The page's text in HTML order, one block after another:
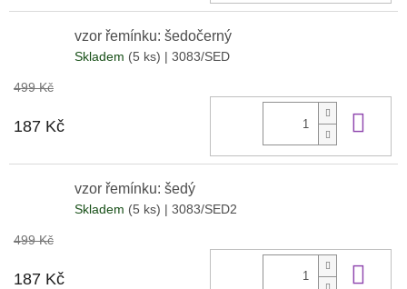
vzor řemínku: šedočerný
Skladem (5 ks) | 3083/SED
499 Kč
187 Kč
vzor řemínku: šedý
Skladem (5 ks) | 3083/SED2
499 Kč
187 Kč